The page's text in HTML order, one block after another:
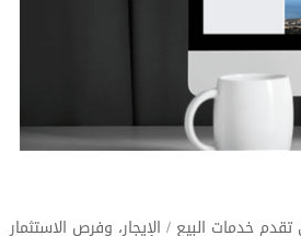
تقدم خدمات البيع / الإيجار، وفرص الاستثمار